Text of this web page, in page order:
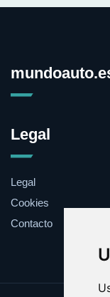
Legal
Legal
Cookies
Contacto